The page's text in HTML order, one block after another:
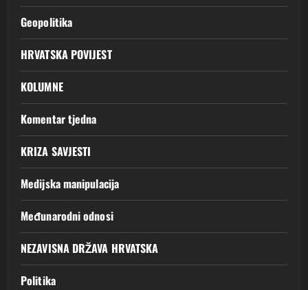
Geopolitika
HRVATSKA POVIJEST
KOLUMNE
Komentar tjedna
KRIZA SAVJESTI
Medijska manipulacija
Međunarodni odnosi
NEZAVISNA DRŽAVA HRVATSKA
Politika